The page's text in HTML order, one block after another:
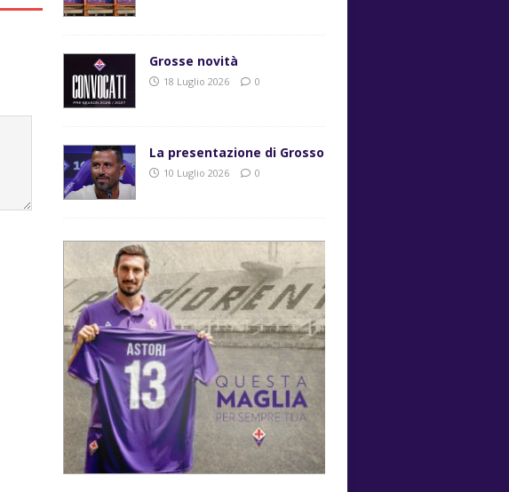
Grosse novità
18 Luglio 2026 0
La presentazione di Grosso
10 Luglio 2026 0